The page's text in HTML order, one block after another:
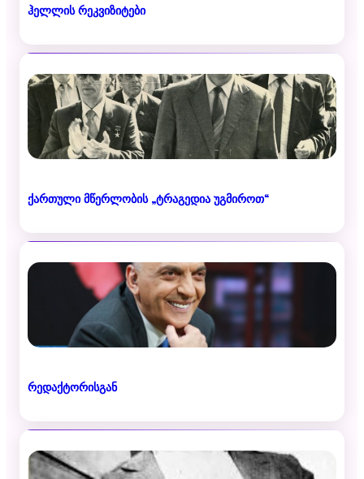
ჰელლის რეკვიზიტები
ქართული მწერლობის „ტრაგედია უგმიროთ“
რედაქტორისგან